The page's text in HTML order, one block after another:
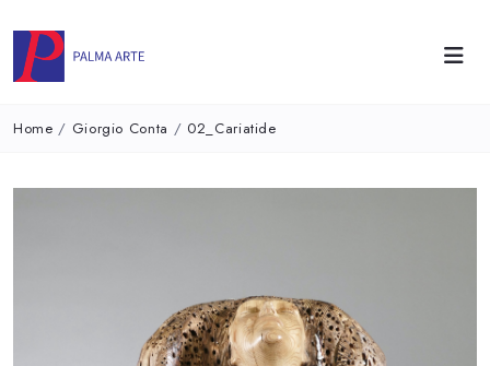
Home / Giorgio Conta / 02_Cariatide